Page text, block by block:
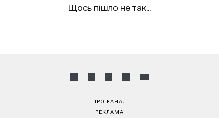
Щось пішло не так...
ПРО КАНАЛ
РЕКЛАМА